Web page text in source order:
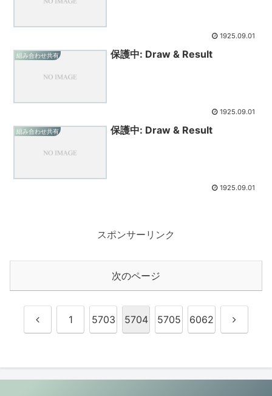
1925.09.01
組み合わせ共有 保護中: Draw & Result
1925.09.01
組み合わせ共有 保護中: Draw & Result
1925.09.01
スポンサーリンク
次のページ
前 1 5703 5704 5705 6062 次